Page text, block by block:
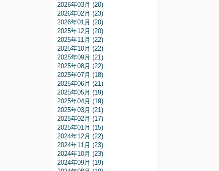
2026年03月 (20)
2026年02月 (23)
2026年01月 (20)
2025年12月 (20)
2025年11月 (22)
2025年10月 (22)
2025年09月 (21)
2025年08月 (22)
2025年07月 (18)
2025年06月 (21)
2025年05月 (19)
2025年04月 (19)
2025年03月 (21)
2025年02月 (17)
2025年01月 (15)
2024年12月 (22)
2024年11月 (23)
2024年10月 (23)
2024年09月 (19)